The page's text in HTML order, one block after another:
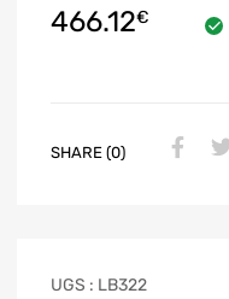
466.12€
SHARE (0)
UGS : LB322